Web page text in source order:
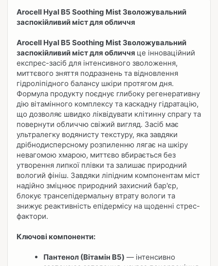
Arocell Hyal B5 Soothing Mist Зволожувальний
заспокійливий міст для обличчя
Arocell Hyal B5 Soothing Mist Зволожувальний
заспокійливий міст для обличчя це інноваційний
експрес-засіб для інтенсивного зволоження,
миттєвого зняття подразнень та відновлення
гідроліпідного балансу шкіри протягом дня.
Формула продукту поєднує глибоку регенеративну
дію вітамінного комплексу та каскадну гідратацію,
що дозволяє швидко ліквідувати клітинну спрагу та
повернути обличчю свіжий вигляд. Засіб має
ультралегку водянисту текстуру, яка завдяки
дрібнодисперсному розпиленню лягає на шкіру
невагомою хмарою, миттєво вбирається без
утворення липкої плівки та залишає природний
вологий фініш. Завдяки ліпідним компонентам міст
надійно зміцнює природний захисний бар'єр,
блокує трансепідермальну втрату вологи та
знижує реактивність епідермісу на щоденні стрес-
фактори.
Ключові компоненти:
Пантенол (Вітамін B5) — інтенсивно